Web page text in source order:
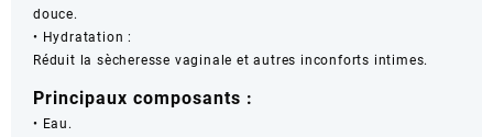
douce.
• Hydratation :
Réduit la sècheresse vaginale et autres inconforts intimes.
Principaux composants :
• Eau.